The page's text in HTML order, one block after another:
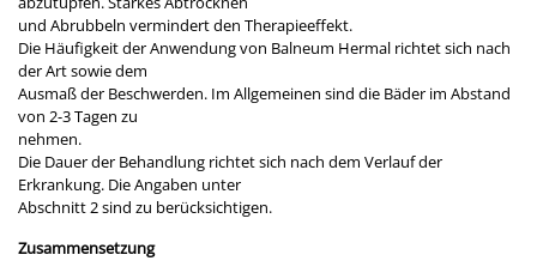
und Abrubbeln vermindert den Therapieeffekt.
Die Häufigkeit der Anwendung von Balneum Hermal richtet sich nach
der Art sowie dem
Ausmaß der Beschwerden. Im Allgemeinen sind die Bäder im Abstand
von 2-3 Tagen zu
nehmen.
Die Dauer der Behandlung richtet sich nach dem Verlauf der
Erkrankung. Die Angaben unter
Abschnitt 2 sind zu berücksichtigen.
Zusammensetzung